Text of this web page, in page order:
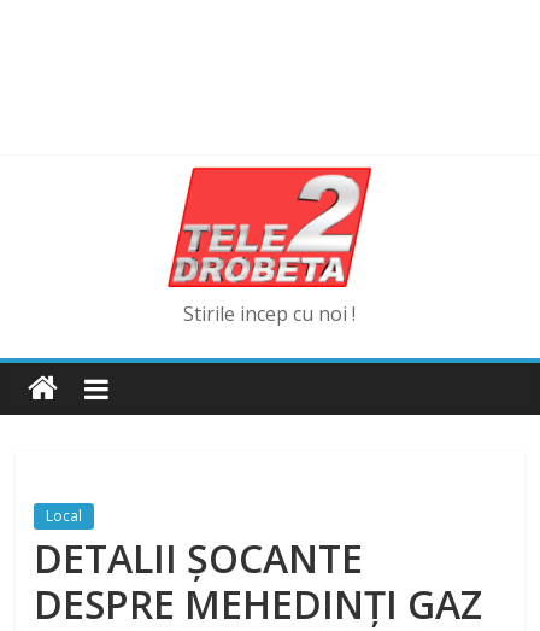
Stirile incep cu noi !
Local
DETALII ȘOCANTE
DESPRE MEHEDINȚI GAZ